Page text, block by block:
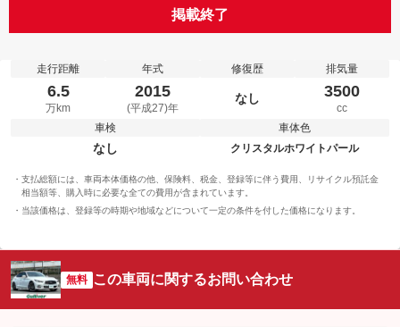
掲載終了
走行距離
6.5
万km
年式
2015
(平成27)年
修復歴
なし
排気量
3500
cc
車検
なし
車体色
クリスタルホワイトパール
支払総額には、車両本体価格の他、保険料、税金、登録等に伴う費用、リサイクル預託金
相当額等、購入時に必要な全ての費用が含まれています。
当該価格は、登録等の時期や地域などについて一定の条件を付した価格になります。
無料 この車両に関するお問い合わせ